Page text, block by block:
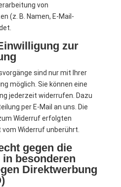
von
(z. B. Namen, E-Mail-
zur
sind nur mit Ihrer
möglich. Sie können eine
jederzeit widerrufen. Dazu
per E-Mail an uns. Die
Widerruf erfolgten
Widerruf unberührt.
gegen die
besonderen
Direktwerbung